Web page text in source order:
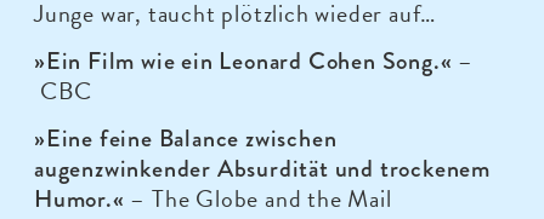
Junge war, taucht plötzlich wieder auf…
»Ein Film wie ein Leonard Cohen Song.« –
CBC
»Eine feine Balance zwischen
augenzwinkender Absurdität und trockenem
Humor.« – The Globe and the Mail